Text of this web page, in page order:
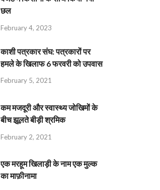
छल
February 4, 2023
काशी पत्रकार संघ: पत्रकारों पर
हमले के खिलाफ 6 फरवरी को उपवास
February 5, 2021
कम मजदूरी और स्वास्थ्य जोखिमों के
बीच झूलते बीड़ी श्रमिक
February 2, 2021
एक मरहूम खिलाड़ी के नाम एक मुल्क
का माफ़ीनामा